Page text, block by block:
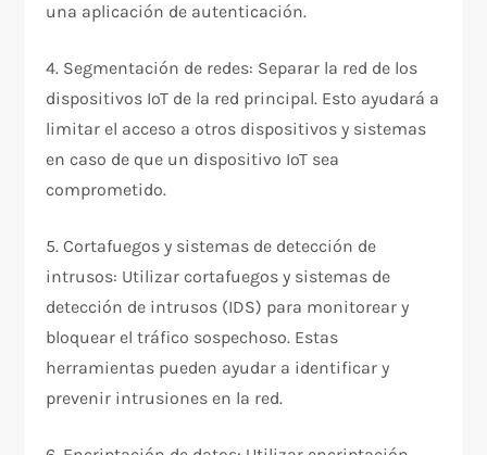
una aplicación de autenticación.
4. Segmentación de redes: Separar la red de los
dispositivos IoT de la red principal. Esto ayudará a
limitar el acceso a otros dispositivos y sistemas
en caso de que un dispositivo IoT sea
comprometido.
5. Cortafuegos y sistemas de detección de
intrusos: Utilizar cortafuegos y sistemas de
detección de intrusos (IDS) para monitorear y
bloquear el tráfico sospechoso. Estas
herramientas pueden ayudar a identificar y
prevenir intrusiones en la red.